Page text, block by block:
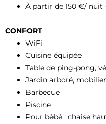
À partir de 150 €/ nuit
CONFORT
WiFi
Cuisine équipée
Table de ping-pong,
Jardin arboré,
Barbecue
Piscine
Pour bébé : chaise